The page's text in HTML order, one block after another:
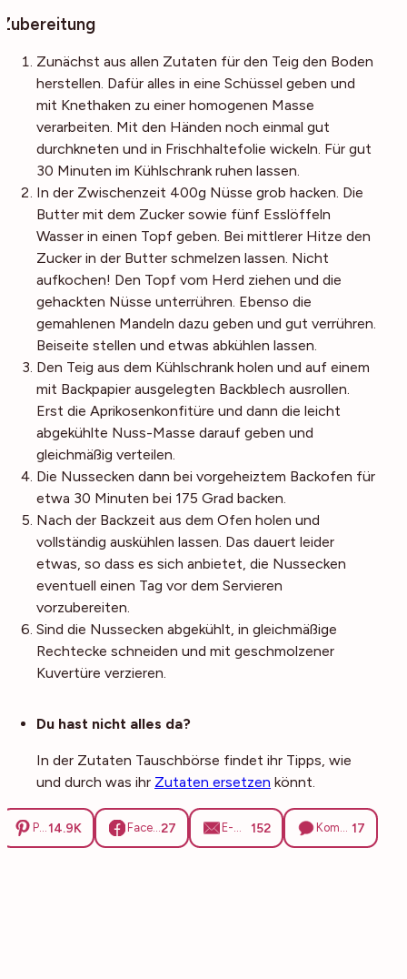
Zubereitung
Zunächst aus allen Zutaten für den Teig den Boden
herstellen. Dafür alles in eine Schüssel geben und
mit Knethaken zu einer homogenen Masse
verarbeiten. Mit den Händen noch einmal gut
durchkneten und in Frischhaltefolie wickeln. Für gut
30 Minuten im Kühlschrank ruhen lassen.
In der Zwischenzeit 400g Nüsse grob hacken. Die
Butter mit dem Zucker sowie fünf Esslöffeln
Wasser in einen Topf geben. Bei mittlerer Hitze den
Zucker in der Butter schmelzen lassen. Nicht
aufkochen! Den Topf vom Herd ziehen und die
gehackten Nüsse unterrühren. Ebenso die
gemahlenen Mandeln dazu geben und gut verrühren.
Beiseite stellen und etwas abkühlen lassen.
Den Teig aus dem Kühlschrank holen und auf einem
mit Backpapier ausgelegten Backblech ausrollen.
Erst die Aprikosenkonfitüre und dann die leicht
abgekühlte Nuss-Masse darauf geben und
gleichmäßig verteilen.
Die Nussecken dann bei vorgeheiztem Backofen für
etwa 30 Minuten bei 175 Grad backen.
Nach der Backzeit aus dem Ofen holen und
vollständig auskühlen lassen. Das dauert leider
etwas, so dass es sich anbietet, die Nussecken
eventuell einen Tag vor dem Servieren
vorzubereiten.
Sind die Nussecken abgekühlt, in gleichmäßige
Rechtecke schneiden und mit geschmolzener
Kuvertüre verzieren.
Du hast nicht alles da?
In der Zutaten Tauschbörse findet ihr Tipps, wie
und durch was ihr Zutaten ersetzen könnt.
Pinterest14.9K Facebook27 E-Mail 152 Kommentare 17